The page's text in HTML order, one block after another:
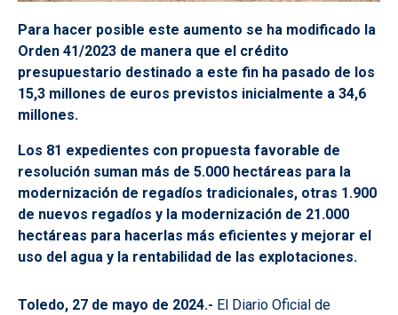
Para hacer posible este aumento se ha modificado la
Orden 41/2023 de manera que el crédito
presupuestario destinado a este fin ha pasado de los
15,3 millones de euros previstos inicialmente a 34,6
millones.
Los 81 expedientes con propuesta favorable de
resolución suman más de 5.000 hectáreas para la
modernización de regadíos tradicionales, otras 1.900
de nuevos regadíos y la modernización de 21.000
hectáreas para hacerlas más eficientes y mejorar el
uso del agua y la rentabilidad de las explotaciones.
Toledo, 27 de mayo de 2024.- El Diario Oficial de